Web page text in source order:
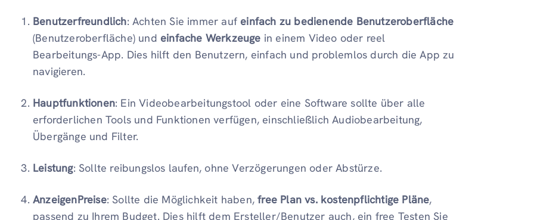
Benutzerfreundlich: Achten Sie immer auf einfach zu bedienende Benutzeroberfläche
(Benutzeroberfläche) und einfache Werkzeuge in einem Video oder reel
Bearbeitungs-App. Dies hilft den Benutzern, einfach und problemlos durch die App zu
navigieren.
Hauptfunktionen: Ein Videobearbeitungstool oder eine Software sollte über alle
erforderlichen Tools und Funktionen verfügen, einschließlich Audiobearbeitung,
Übergänge und Filter.
Leistung: Sollte reibungslos laufen, ohne Verzögerungen oder Abstürze.
AnzeigenPreise: Sollte die Möglichkeit haben,free Plan vs. kostenpflichtige Pläne,
passend zu Ihrem Budget. Dies hilft dem Ersteller/Benutzer auch, ein free Testen Sie